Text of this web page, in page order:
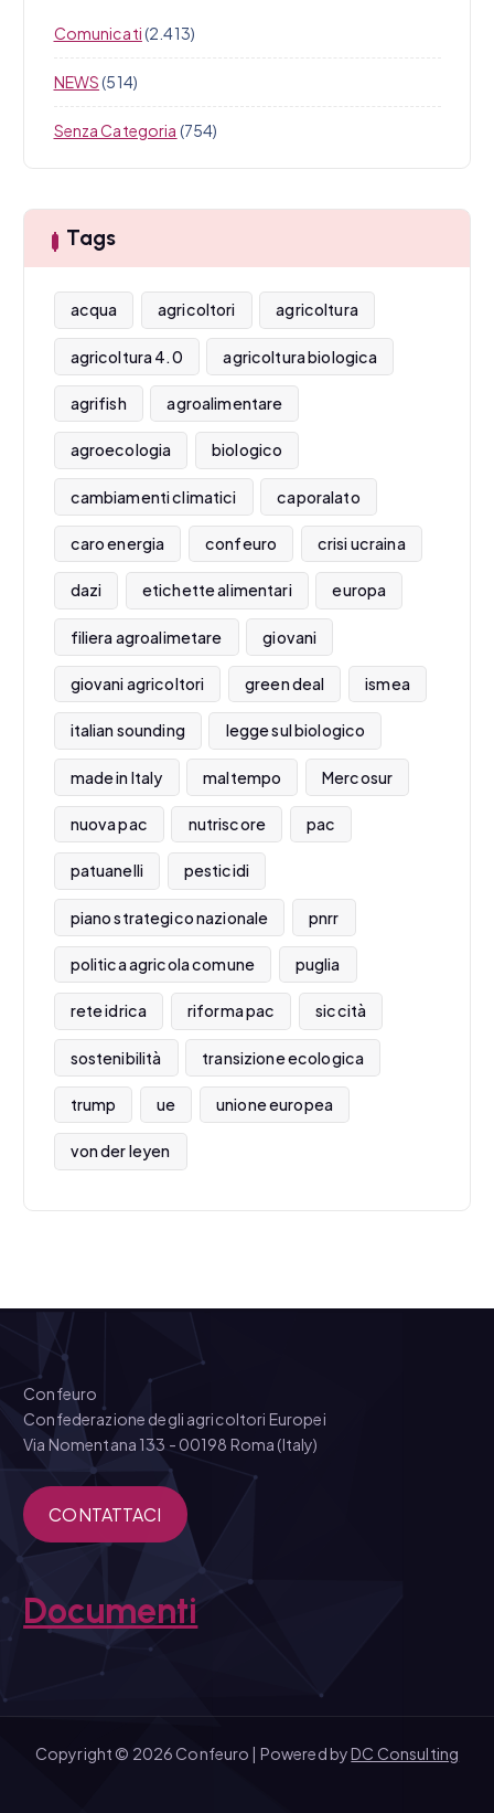
Comunicati(2.413)
NEWS(514)
Senza Categoria (754)
Tags
acqua agricoltori agricoltura
agricoltura 4.0 agricoltura biologica
agrifish agroalimentare
agroecologia biologico
cambiamenti climatici caporalato
caro energia confeuro crisi ucraina
dazi etichette alimentari europa
filiera agroalimetare giovani
giovani agricoltori green deal ismea
italian sounding legge sul biologico
made in Italy maltempo Mercosur
nuova pac nutriscore pac
patuanelli pesticidi
piano strategico nazionale pnrr
politica agricola comune puglia
rete idrica riforma pac siccità
sostenibilità transizione ecologica
trump ue unione europea
von der leyen
Confeuro
Confederazione degli agricoltori Europei
Via Nomentana 133 - 00198 Roma (Italy)
CONTATTACI
Documenti
Copyright © 2026 Confeuro | Powered byDC Consulting